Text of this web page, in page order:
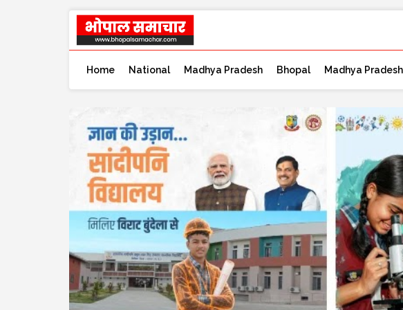
Home National Madhya Pradesh Bhopal Madhya